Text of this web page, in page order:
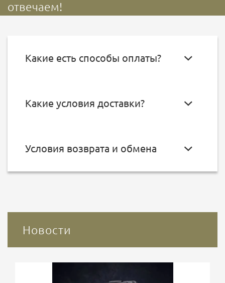
отвечаем!
Какие есть способы оплаты?
Какие условия доставки?
Условия возврата и обмена
Новости